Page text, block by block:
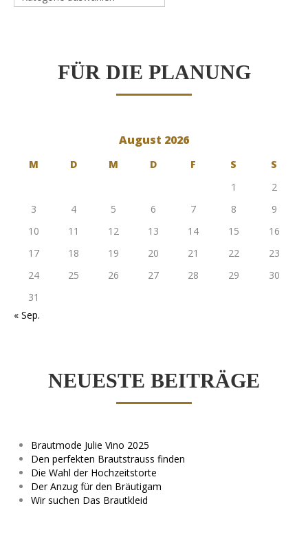
FÜR DIE PLANUNG
August 2026
M D M D F S
S
1
2
3
4 5 6 7 8
9
10
11 12 13 14 15
16
17
18 19 20 21 22
23
24
25 26 27 28 29
30
31
« Sep.
NEUESTE BEITRÄGE
Brautmode Julie Vino 2025
Den perfekten Brautstrauss finden
Die Wahl der Hochzeitstorte
Der Anzug für den Bräutigam
Wir suchen Das Brautkleid